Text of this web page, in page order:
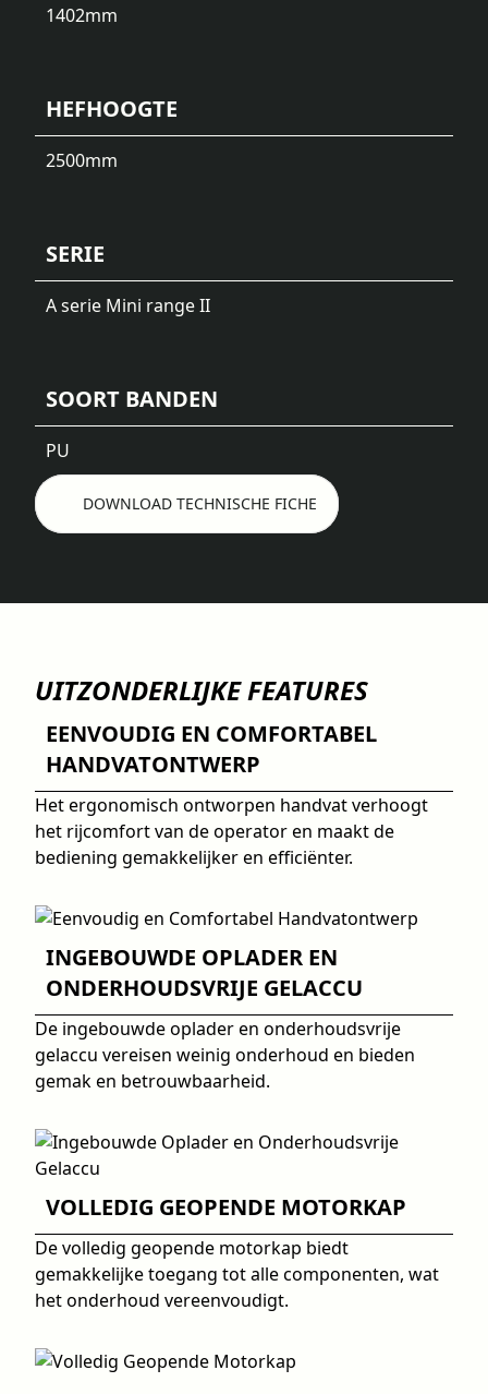
1402mm
HEFHOOGTE
2500mm
SERIE
A serie Mini range II
SOORT BANDEN
PU
DOWNLOAD TECHNISCHE FICHE
UITZONDERLIJKE FEATURES
EENVOUDIG EN COMFORTABEL
HANDVATONTWERP
Het ergonomisch ontworpen handvat verhoogt
het rijcomfort van de operator en maakt de
bediening gemakkelijker en efficiënter.
INGEBOUWDE OPLADER EN
ONDERHOUDSVRIJE GELACCU
De ingebouwde oplader en onderhoudsvrije
gelaccu vereisen weinig onderhoud en bieden
gemak en betrouwbaarheid.
VOLLEDIG GEOPENDE MOTORKAP
De volledig geopende motorkap biedt
gemakkelijke toegang tot alle componenten, wat
het onderhoud vereenvoudigt.